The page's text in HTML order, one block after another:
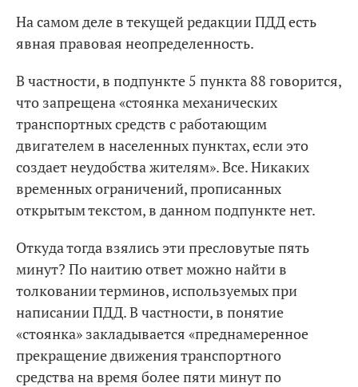
На самом деле в текущей редакции ПДД есть
явная правовая неопределенность.
В частности, в подпункте 5 пункта 88 говорится,
что запрещена «стоянка механических
транспортных средств с работающим
двигателем в населенных пунктах, если это
создает неудобства жителям». Все. Никаких
временных ограничений, прописанных
открытым текстом, в данном подпункте нет.
Откуда тогда взялись эти пресловутые пять
минут? По наитию ответ можно найти в
толковании терминов, используемых при
написании ПДД. В частности, в понятие
«стоянка» закладывается «преднамеренное
прекращение движения транспортного
средства на время более пяти минут по